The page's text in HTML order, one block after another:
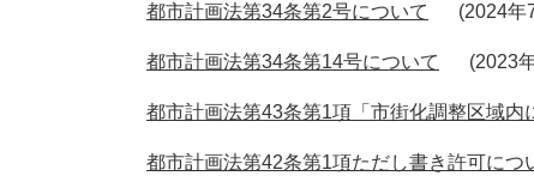
都市計画法第34条第2号について 2024年
都市計画法第34条第14号について 2023
都市計画法第43条第1項「市街化調整区域内
都市計画法第42条第1項ただし書き許可につ